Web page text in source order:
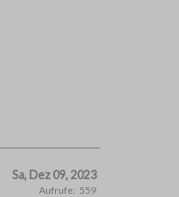
Sa, Dez 09, 2023
Aufrufe: 559